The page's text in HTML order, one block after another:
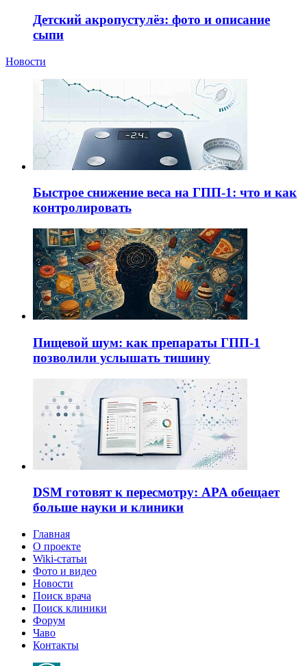
Детский акропустулёз: фото и описание
сыпи
Новости
Быстрое снижение веса на ГПП-1: что и как
контролировать
Пищевой шум: как препараты ГПП-1
позволили услышать тишину
DSM готовят к пересмотру: APA обещает
больше науки и клиники
Главная
О проекте
Wiki-статьи
Фото и видео
Новости
Поиск врача
Поиск клиники
Форум
Чаво
Контакты